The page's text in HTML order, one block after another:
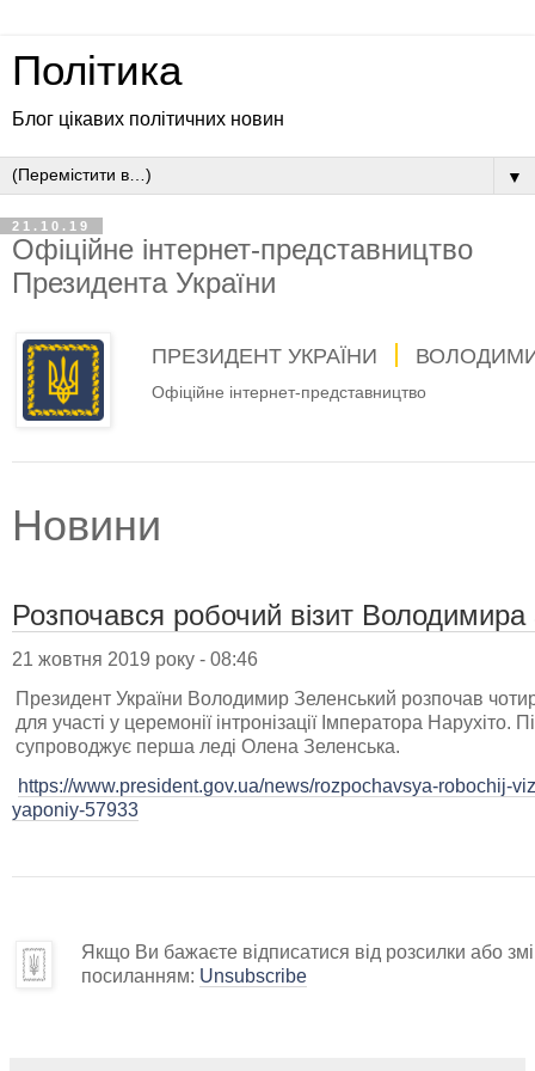
Політика
Блог цікавих політичних новин
▼
21.10.19
Офіційне інтернет-представництво
Президента України
ПРЕЗИДЕНТ УКРАЇНИ
Офіційне інтернет-представництво
Новини
Розпочався робочий візит Володимира
21 жовтня 2019 року - 08:46
Президент України Володимир Зеленський розпочав
для участі у церемонії інтронізації Імператора Нарухіто.
супроводжує перша леді Олена Зеленська.
https://www.president.gov.ua/news/rozpochavsya-robochij-
yaponiy-57933
Якщо Ви бажаєте відписатися від розсилки або
посиланням: Unsubscribe